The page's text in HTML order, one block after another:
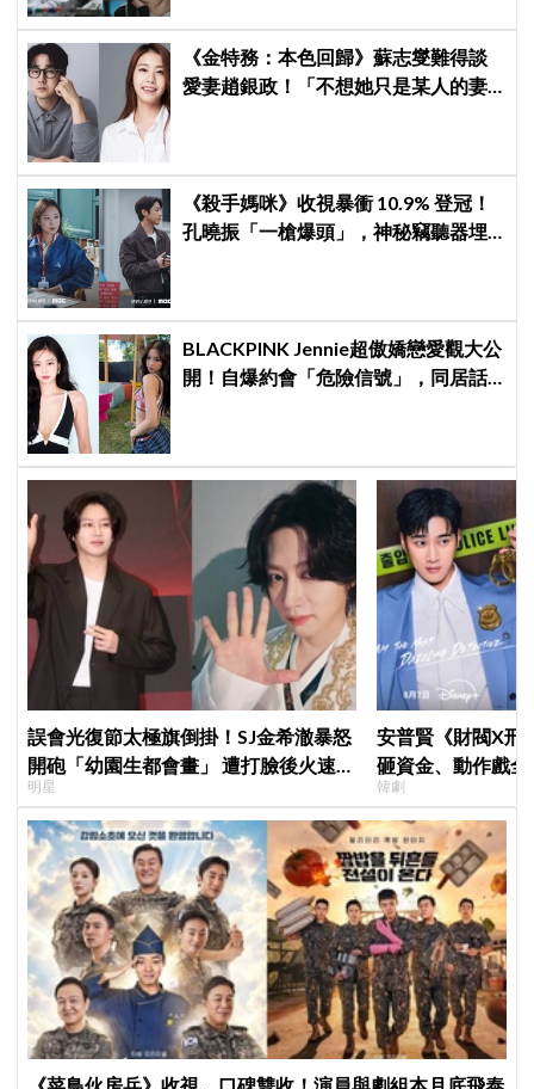
《金特務：本色回歸》蘇志燮難得談
愛妻趙銀政！「不想她只是某人的妻
《殺手媽咪》收視暴衝 10.9% 登冠！
孔曉振「一槍爆頭」，神秘竊聽器埋
BLACKPINK Jennie超傲嬌戀愛觀大公
開！自爆約會「危險信號」，同居話
誤會光復節太極旗倒掛！SJ金希澈暴怒
開砲「幼園生都會畫」 遭打臉後火速道
歉：是我蠢
明星
安普賢《財閥X刑
砸資金、動作戲
超越第一季
韓劇